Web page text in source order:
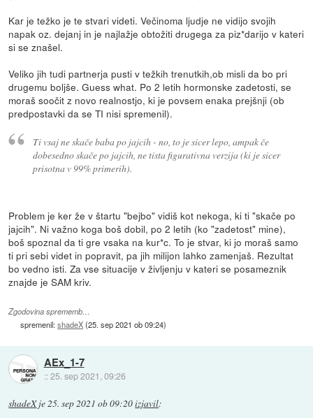
Kar je težko je te stvari videti. Večinoma ljudje ne vidijo svojih
napak oz. dejanj in je najlažje obtožiti drugega za piz*darijo v kateri
si se znašel.
Veliko jih tudi partnerja pusti v težkih trenutkih,ob misli da bo pri
drugemu boljše. Guess what. Po 2 letih hormonske zadetosti, se
moraš soočit z novo realnostjo, ki je povsem enaka prejšnji (ob
predpostavki da se TI nisi spremenil).
Ti vsaj ne skače baba po jajcih - no, to je sicer lepo, ampak če
dobesedno skače po jajcih, ne tista figurativna verzija (ki je sicer
prisotna v 99% primerih).
Problem je ker že v štartu "bejbo" vidiš kot nekoga, ki ti "skače po
jajcih". Ni važno koga boš dobil, po 2 letih (ko "zadetost" mine),
boš spoznal da ti gre vsaka na kur*c. To je stvar, ki jo moraš samo
ti pri sebi videt in popravit, pa jih milijon lahko zamenjaš. Rezultat
bo vedno isti. Za vse situacije v življenju v kateri se posameznik
znajde je SAM kriv.
Zgodovina sprememb…
spremenil:shadeX(25. sep 2021 ob 09:24)
AEx_1-7
::25. sep 2021, 09:26
shadeXje25. sep 2021 ob 09:20izjavil: